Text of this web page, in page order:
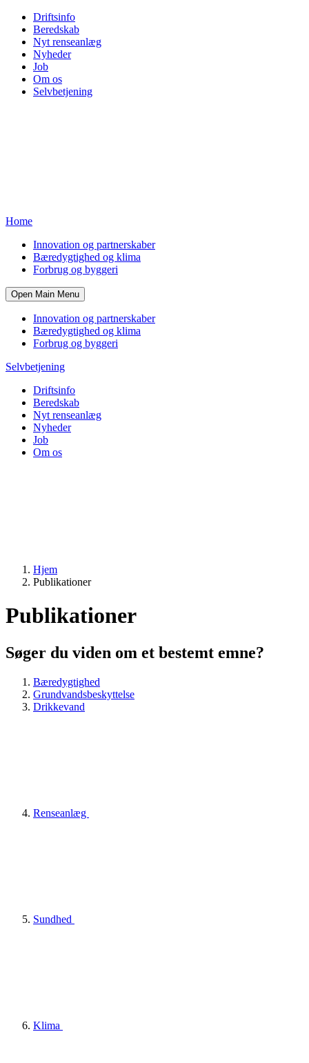
Driftsinfo
Beredskab
Nyt renseanlæg
Nyheder
Job
Om os
Selvbetjening
Home
Innovation og partnerskaber
Bæredygtighed og klima
Forbrug og byggeri
Open Main Menu
Innovation og partnerskaber
Bæredygtighed og klima
Forbrug og byggeri
Selvbetjening
Driftsinfo
Beredskab
Nyt renseanlæg
Nyheder
Job
Om os
Hjem
Publikationer
Publikationer
Søger du viden om et bestemt emne?
Bæredygtighed
Grundvandsbeskyttelse
Drikkevand
Renseanlæg
Sundhed
Klima